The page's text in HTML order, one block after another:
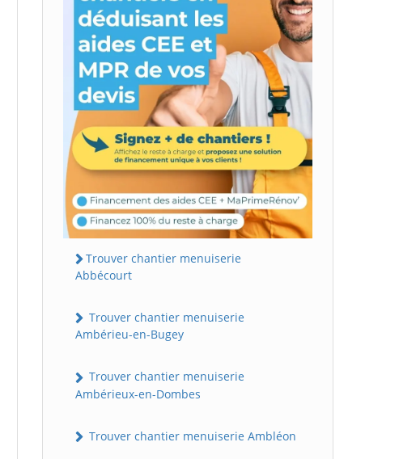
Trouver chantier menuiserie
Abbécourt
Trouver chantier menuiserie
Ambérieu-en-Bugey
Trouver chantier menuiserie
Ambérieux-en-Dombes
Trouver chantier menuiserie Ambléon